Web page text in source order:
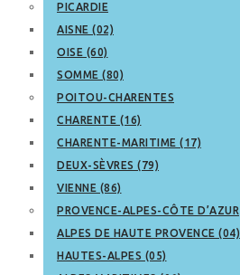
PICARDIE
AISNE (02)
OISE (60)
SOMME (80)
POITOU-CHARENTES
CHARENTE (16)
CHARENTE-MARITIME (17)
DEUX-SÈVRES (79)
VIENNE (86)
PROVENCE-ALPES-CÔTE D’AZUR
ALPES DE HAUTE PROVENCE (04)
HAUTES-ALPES (05)